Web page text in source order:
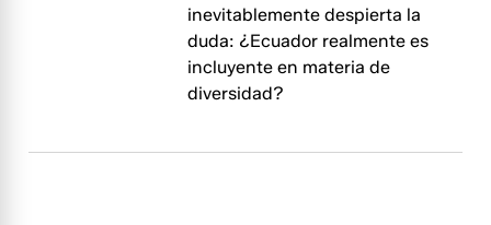
inevitablemente despierta la
duda: ¿Ecuador realmente es
incluyente en materia de
diversidad?